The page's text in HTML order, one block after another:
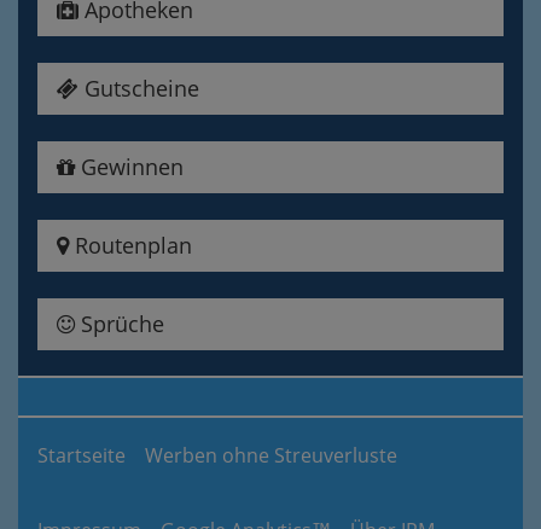
Apotheken
Gutscheine
Gewinnen
Routenplan
Sprüche
Startseite Werben ohne Streuverluste